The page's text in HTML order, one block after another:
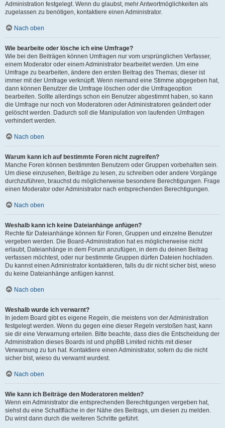
Administration festgelegt. Wenn du glaubst, mehr Antwortmöglichkeiten als
zugelassen zu benötigen, kontaktiere einen Administrator.
Nach oben
Wie bearbeite oder lösche ich eine Umfrage?
Wie bei den Beiträgen können Umfragen nur vom ursprünglichen Verfasser,
einem Moderator oder einem Administrator bearbeitet werden. Um eine
Umfrage zu bearbeiten, ändere den ersten Beitrag des Themas; dieser ist
immer mit der Umfrage verknüpft. Wenn niemand eine Stimme abgegeben hat,
dann können Benutzer die Umfrage löschen oder die Umfrageoption
bearbeiten. Sollte allerdings schon ein Benutzer abgestimmt haben, so kann
die Umfrage nur noch von Moderatoren oder Administratoren geändert oder
gelöscht werden. Dadurch soll die Manipulation von laufenden Umfragen
verhindert werden.
Nach oben
Warum kann ich auf bestimmte Foren nicht zugreifen?
Manche Foren können bestimmten Benutzern oder Gruppen vorbehalten sein.
Um diese einzusehen, Beiträge zu lesen, zu schreiben oder andere Vorgänge
durchzuführen, brauchst du möglicherweise besondere Berechtigungen. Frage
einen Moderator oder Administrator nach entsprechenden Berechtigungen.
Nach oben
Weshalb kann ich keine Dateianhänge anfügen?
Rechte für Dateianhänge können für Foren, Gruppen und einzelne Benutzer
vergeben werden. Die Board-Administration hat es möglicherweise nicht
erlaubt, Dateianhänge in dem Forum anzufügen, in dem du deinen Beitrag
verfassen möchtest, oder nur bestimmte Gruppen dürfen Dateien hochladen.
Du kannst einen Administrator kontaktieren, falls du dir nicht sicher bist, wieso
du keine Dateianhänge anfügen kannst.
Nach oben
Weshalb wurde ich verwarnt?
In jedem Board gibt es eigene Regeln, die meistens von der Administration
festgelegt werden. Wenn du gegen eine dieser Regeln verstoßen hast, kann
sie dir eine Verwarnung erteilen. Bitte beachte, dass dies die Entscheidung der
Administration dieses Boards ist und phpBB Limited nichts mit dieser
Verwarnung zu tun hat. Kontaktiere einen Administrator, sofern du die nicht
sicher bist, wieso du verwarnt wurdest.
Nach oben
Wie kann ich Beiträge den Moderatoren melden?
Wenn ein Administrator die entsprechenden Berechtigungen vergeben hat,
siehst du eine Schaltfläche in der Nähe des Beitrags, um diesen zu melden.
Du wirst dann durch die weiteren Schritte geführt.